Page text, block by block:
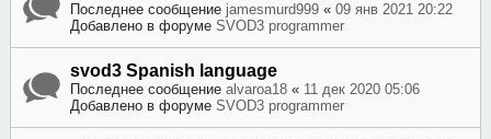
Последнее сообщение jamesmurd999 « 09 янв 2021 20:22
Добавлено в форуме SVOD3 programmer
svod3 Spanish language
Последнее сообщение alvaroa18 « 11 дек 2020 05:06
Добавлено в форуме SVOD3 programmer